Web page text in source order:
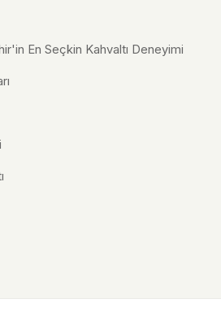
En Seçkin Kahvaltı Deneyimi